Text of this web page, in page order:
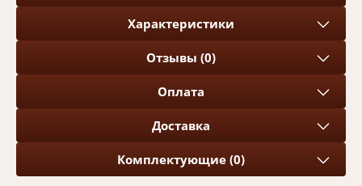
Характеристики
Отзывы (0)
Оплата
Доставка
Комплектующие (0)